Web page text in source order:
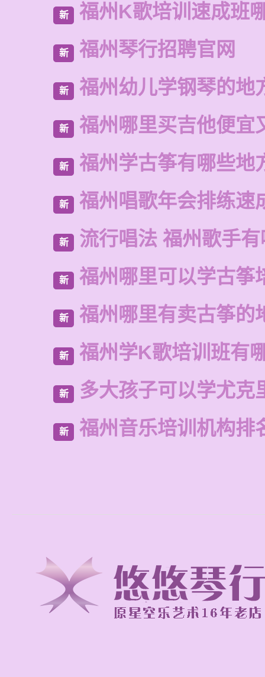
新 福州K歌培训速成班
新 福州琴行招聘官网
新 福州幼儿学钢琴的地
新 福州哪里买吉他便宜
新 福州学古筝有哪些地
新 福州唱歌年会排练速
新 流行唱法 福州歌手
新 福州哪里可以学古筝
新 福州哪里有卖古筝的
新 福州学K歌培训班有
新 多大孩子可以学尤克
新 福州音乐培训机构排